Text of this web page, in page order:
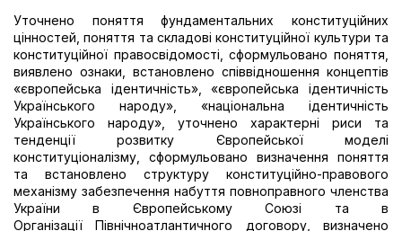
Уточнено поняття фундаментальних конституційних
цінностей, поняття та складові конституційної культури та
конституційної правосвідомості, сформульовано поняття,
виявлено ознаки, встановлено співвідношення концептів
«європейська ідентичність», «європейська ідентичність
Українського народу», «національна ідентичність
Українського народу», уточнено характерні риси та
тенденції розвитку Європейської моделі
конституціоналізму, сформульовано визначення поняття
та встановлено структуру конституційно-правового
механізму забезпечення набуття повноправного членства
України в Європейському Союзі та в
Організації Північноатлантичного договору, визначено